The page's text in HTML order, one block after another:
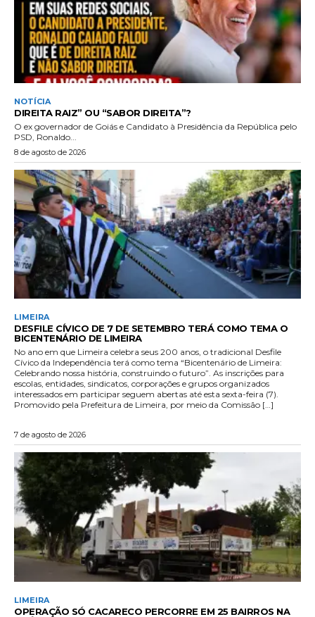
NOTÍCIA
DIREITA RAIZ” OU “SABOR DIREITA”?
O ex governador de Goiás e Candidato à Presidência da República pelo
PSD, Ronaldo...
8 de agosto de 2026
LIMEIRA
DESFILE CÍVICO DE 7 DE SETEMBRO TERÁ COMO TEMA O
BICENTENÁRIO DE LIMEIRA
No ano em que Limeira celebra seus 200 anos, o tradicional Desfile
Cívico da Independência terá como tema “Bicentenário de Limeira:
Celebrando nossa história, construindo o futuro”. As inscrições para
escolas, entidades, sindicatos, corporações e grupos organizados
interessados em participar seguem abertas até esta sexta-feira (7).
Promovido pela Prefeitura de Limeira, por meio da Comissão […]
7 de agosto de 2026
LIMEIRA
OPERAÇÃO SÓ CACARECO PERCORRE EM 25 BAIRROS NA